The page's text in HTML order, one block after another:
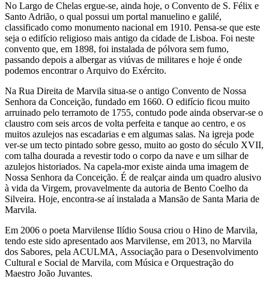
No Largo de Chelas ergue-se, ainda hoje, o Convento de S. Félix e
Santo Adrião, o qual possui um portal manuelino e galilé,
classificado como monumento nacional em 1910. Pensa-se que este
seja o edifício religioso mais antigo da cidade de Lisboa. Foi neste
convento que, em 1898, foi instalada de pólvora sem fumo,
passando depois a albergar as viúvas de militares e hoje é onde
podemos encontrar o Arquivo do Exército.
Na Rua Direita de Marvila situa-se o antigo Convento de Nossa
Senhora da Conceição, fundado em 1660. O edifício ficou muito
arruinado pelo terramoto de 1755, contudo pode ainda observar-se o
claustro com seis arcos de volta perfeita e tanque ao centro, e os
muitos azulejos nas escadarias e em algumas salas. Na igreja pode
ver-se um tecto pintado sobre gesso, muito ao gosto do século XVII,
com talha dourada a revestir todo o corpo da nave e um silhar de
azulejos historiados. Na capela-mor existe ainda uma imagem de
Nossa Senhora da Conceição. É de realçar ainda um quadro alusivo
à vida da Virgem, provavelmente da autoria de Bento Coelho da
Silveira. Hoje, encontra-se aí instalada a Mansão de Santa Maria de
Marvila.
Em 2006 o poeta Marvilense Ilídio Sousa criou o Hino de Marvila,
tendo este sido apresentado aos Marvilense, em 2013, no Marvila
dos Sabores, pela ACULMA, Associação para o Desenvolvimento
Cultural e Social de Marvila, com Música e Orquestração do
Maestro João Juvantes.